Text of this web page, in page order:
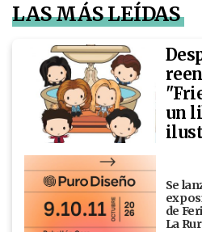
LAS MÁS LEÍDAS
un
Se
de
La